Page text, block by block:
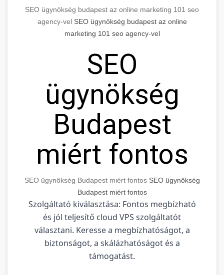
SEO ügynökség budapest az online marketing 101 seo
agency-vel SEO ügynökség budapest az online
marketing 101 seo agency-vel
SEO
ügynökség
Budapest
miért fontos
SEO ügynökség Budapest miért fontos SEO ügynökség
Budapest miért fontos
Szolgáltató kiválasztása: Fontos megbízható
és jól teljesítő cloud VPS szolgáltatót
választani. Keresse a megbízhatóságot, a
biztonságot, a skálázhatóságot és a
támogatást.